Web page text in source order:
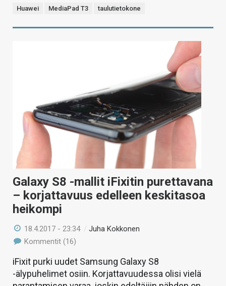
Huawei MediaPad T3 taulutietokone
Galaxy S8 -mallit iFixitin purettavana
– korjattavuus edelleen keskitasoa
heikompi
18.4.2017 - 23:34 /Juha Kokkonen
Kommentit (16)
iFixit purki uudet Samsung Galaxy S8
-älypuhelimet osiin. Korjattavuudessa olisi vielä